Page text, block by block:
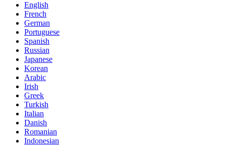
English
French
German
Portuguese
Spanish
Russian
Japanese
Korean
Arabic
Irish
Greek
Turkish
Italian
Danish
Romanian
Indonesian